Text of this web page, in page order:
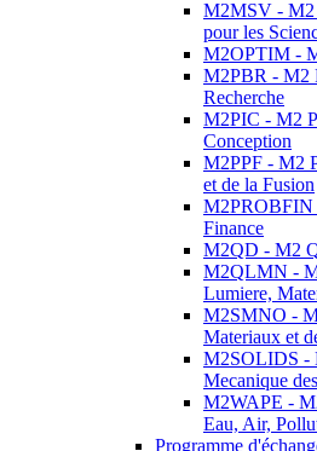
M2MSV - M2
pour les
M2OPTIM -
M2PBR - M2
Recherche
M2PIC - M2
Conception
M2PPF - M2
et de la Fusion
M2PROBFIN
Finance
M2QD - M2
M2QLMN -
Lumiere,
M2SMNO -
Materiaux et
M2SOLIDS -
Mecanique
M2WAPE -
Eau, Air,
Programme